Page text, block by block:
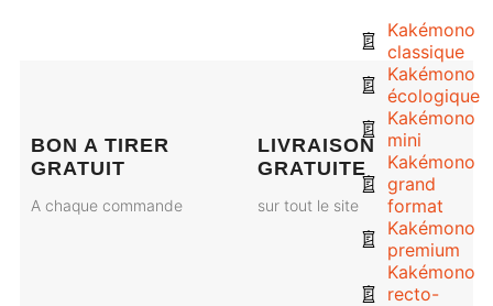
Kakémono
classique
Kakémono
écologique
Kakémono
mini
Kakémono
grand
format
Kakémono
premium
Kakémono
recto-
BON A TIRER
GRATUIT
A chaque commande
LIVRAISON
GRATUITE
sur tout le site